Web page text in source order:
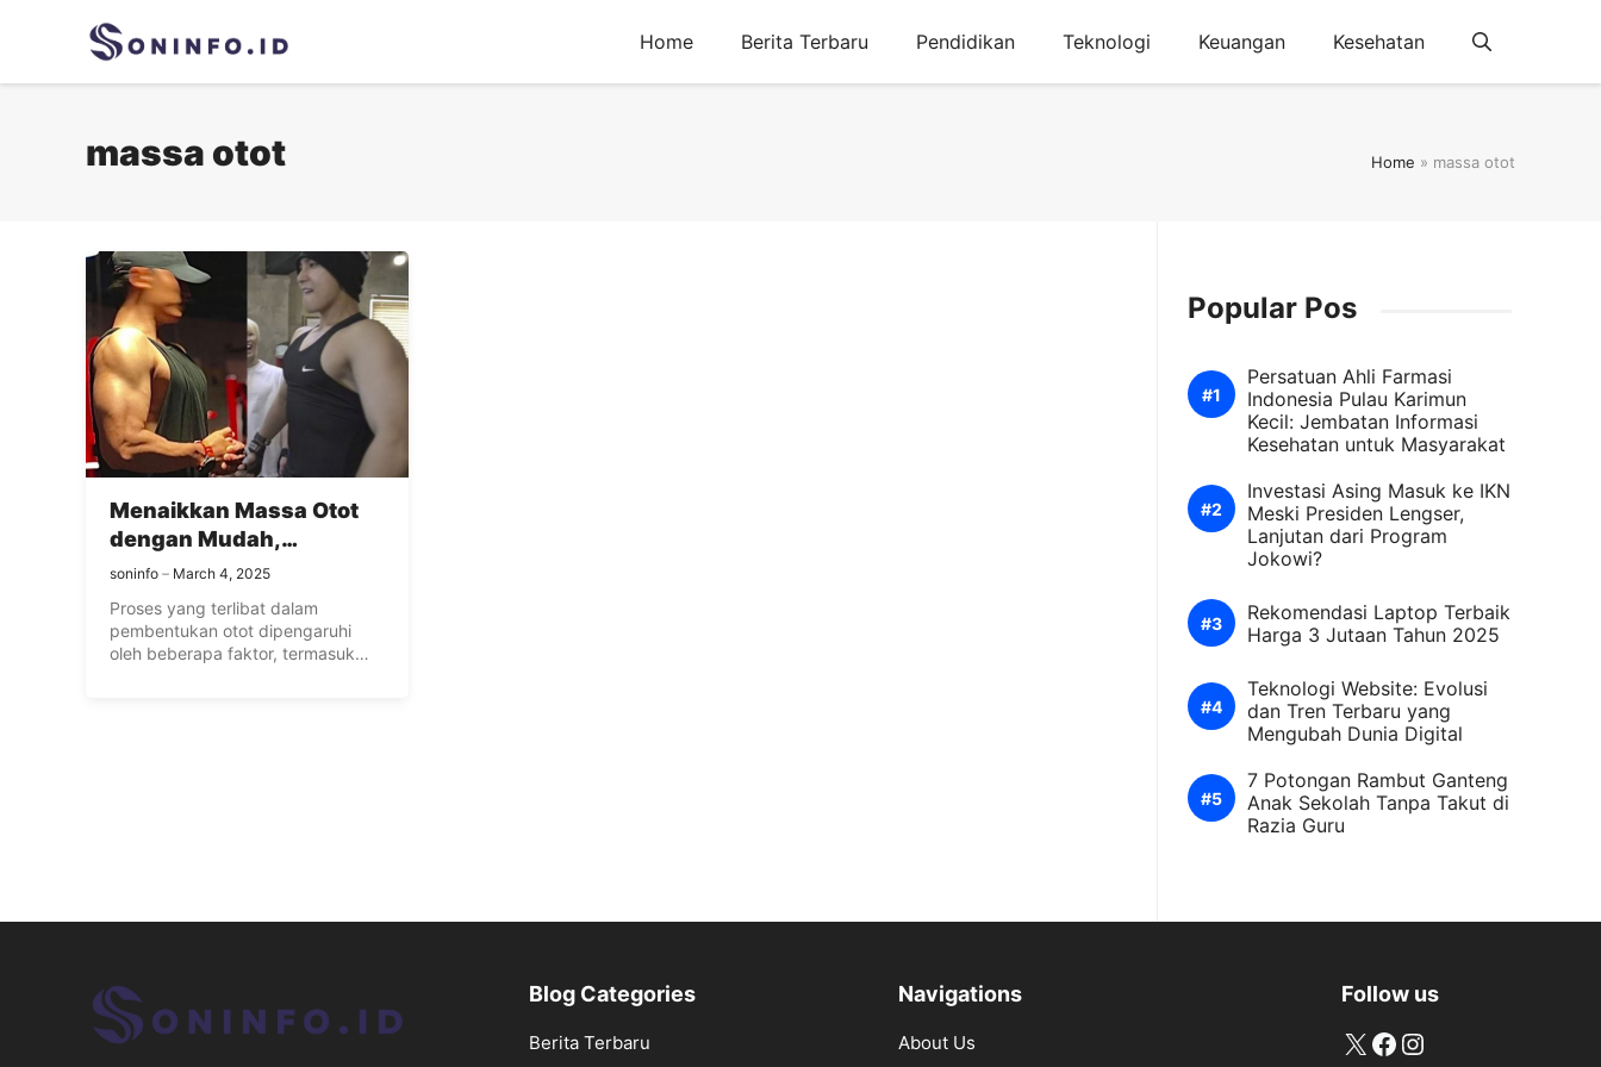
Home Berita Terbaru Pendidikan Teknologi Keuangan Kesehatan
massa otot Home » massa otot
Menaikkan Massa Otot
dengan Mudah,
Bagaimana Caranya?
soninfo March 4, 2025
Proses yang terlibat dalam
pembentukan otot dipengaruhi
oleh beberapa faktor, termasuk
Popular Pos
Persatuan Ahli Farmasi
Indonesia Pulau Karimun
Kecil: Jembatan Informasi
Kesehatan untuk Masyarakat
Investasi Asing Masuk ke IKN
Meski Presiden Lengser,
Lanjutan dari Program
Jokowi?
Rekomendasi Laptop Terbaik
Harga 3 Jutaan Tahun 2025
Teknologi Website: Evolusi
dan Tren Terbaru yang
Mengubah Dunia Digital
7 Potongan Rambut Ganteng
Anak Sekolah Tanpa Takut di
Razia Guru
Blog Categories
Berita Terbaru
Navigations
About Us
Follow us
X Facebook
Instagram